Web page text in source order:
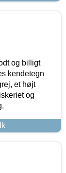
og billigt
kendetegn
et højt
og